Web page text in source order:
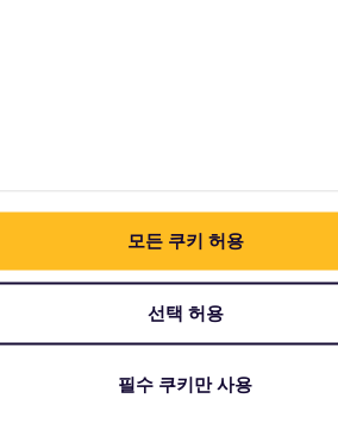
모든 쿠키 허용
선택 허용
필수 쿠키만 사용